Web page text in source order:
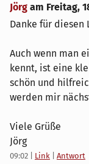
Jörg am Freitag,
Danke für diesen
Auch wenn man
kennt, ist eine
schön und
werden mir
Viele Grüße
Jörg
09:02 Link Antwort